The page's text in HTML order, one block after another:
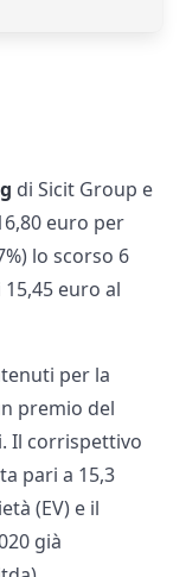
di Sicit Group e
euro per
lo scorso 6
euro al
per la
premio del
Il corrispettivo
pari a 15,3
(EV) e il
già